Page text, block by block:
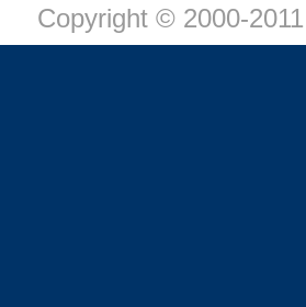
Copyright © 2000-